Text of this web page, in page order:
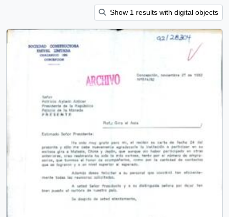
Show 1 results with digital objects